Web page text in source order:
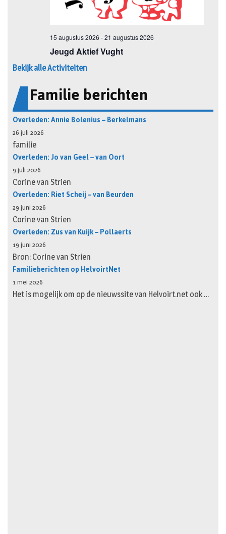
Bekijk alle Activiteiten
Familie berichten
Overleden: Annie Bolenius – Berkelmans
26 juli 2026
familie
Overleden: Jo van Geel – van Oort
9 juli 2026
Corine van Strien
Overleden: Riet Scheij – van Beurden
29 juni 2026
Corine van Strien
Overleden: Zus van Kuijk – Pollaerts
19 juni 2026
Bron: Corine van Strien
Familieberichten op HelvoirtNet
1 mei 2026
Het is mogelijk om op de nieuwssite van Helvoirt.net ook …